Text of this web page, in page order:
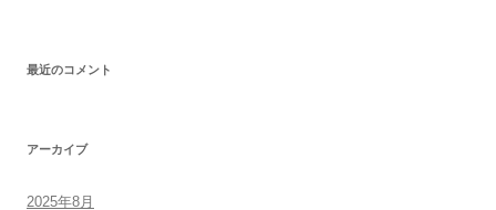
最近のコメント
アーカイブ
2025年8月